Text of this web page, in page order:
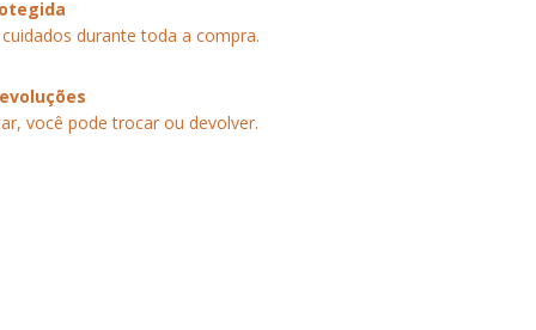
durante toda a compra.
você pode trocar ou devolver.